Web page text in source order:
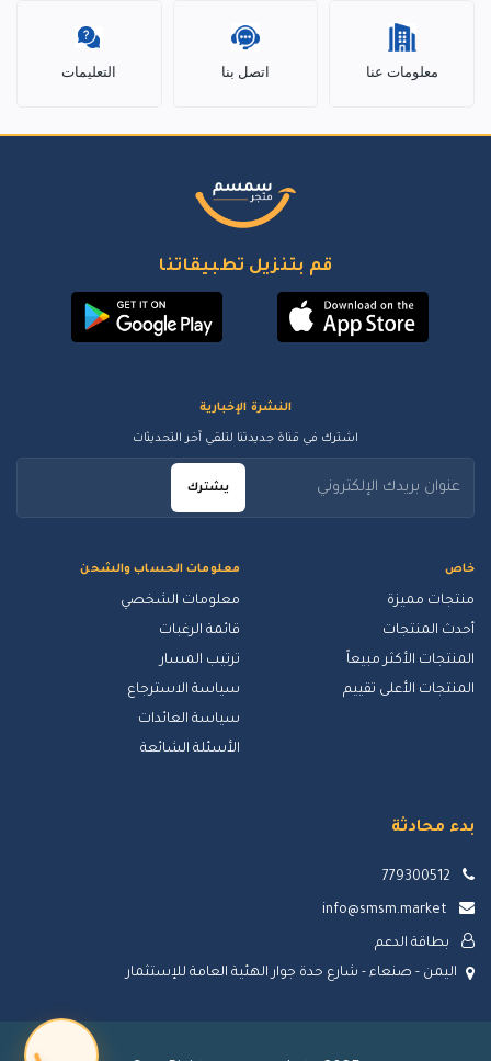
معلومات عنا اتصل بنا التعليمات
قم بتنزيل تطبيقاتنا
خاص
منتجات مميزة
أحدث المنتجات
المنتجات الأكثر مبيعاً
المنتجات الأعلى تقييم
معلومات الحساب والشحن
معلومات الشخصي
قائمة الرغبات
ترتيب المسار
سياسة الاسترجاع
سياسة العائدات
الأسئلة الشائعة
النشرة الإخبارية
اشترك في قناة جديدتنا لتلقي آخر التحديثات
يشترك
بدء محادثة
779300512
info@smsm.market
بطاقة الدعم
اليمن - صنعاء - شارع حدة جوار الهئية العامة للإستثمار